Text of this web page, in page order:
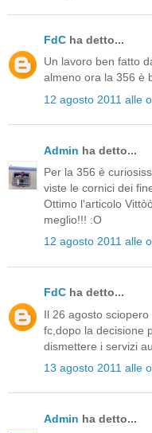
FdC ha detto...
Un lavoro ben fatto
almeno ora la 356 è
12 agosto 2011 alle
Admin ha detto...
Per la 356 è
viste le cornici dei
Ottimo l'articolo
meglio!!! :O
12 agosto 2011 alle
FdC ha detto...
Il 26 agosto
fc,dopo la decisione
dismettere i servizi
13 agosto 2011 alle
Admin ha detto...